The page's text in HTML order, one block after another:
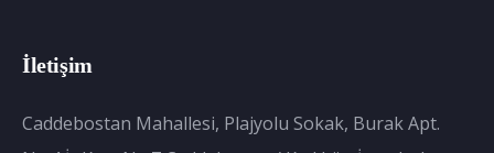
İletişim
Caddebostan Mahallesi, Plajyolu Sokak, Burak Apt.